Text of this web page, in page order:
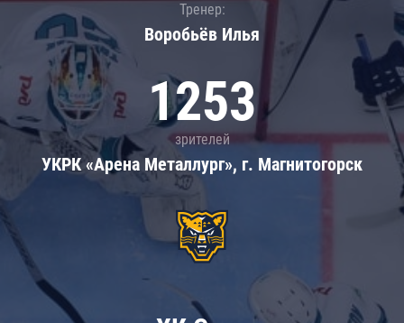
Тренер:
Воробьёв Илья
1253
зрителей
УКРК «Арена Металлург», г. Магнитогорск